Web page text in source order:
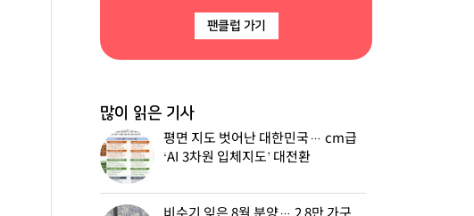
팬클럽 가기
많이 읽은 기사
평면 지도 벗어난 대한민국… cm급
‘AI 3차원 입체지도’ 대전환